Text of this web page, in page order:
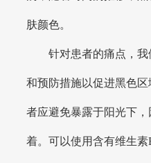
肤颜色。
针对患者的痛点，我
和预防措施以促进黑色
者应避免暴露于阳光下
着。可以使用含有维生